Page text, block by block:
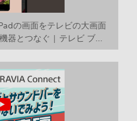
の画面をテレビの大画面
器とつなぐ | テレビ ブラ